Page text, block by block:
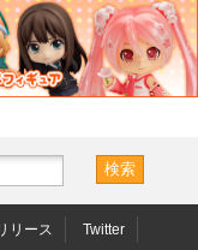
リース Twitter